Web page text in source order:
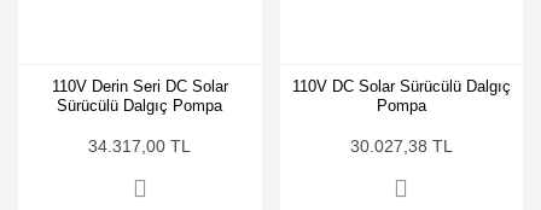
110V Derin Seri DC Solar
Sürücülü Dalgıç Pompa
34.317,00 TL
110V DC Solar Sürücülü Dalgıç
Pompa
30.027,38 TL